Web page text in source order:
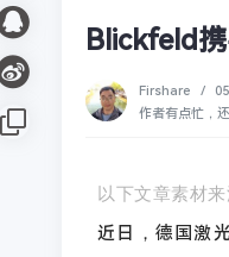
Blickfeld
Firshare /
作者有点忙，
以下文章素材
近日，德国激